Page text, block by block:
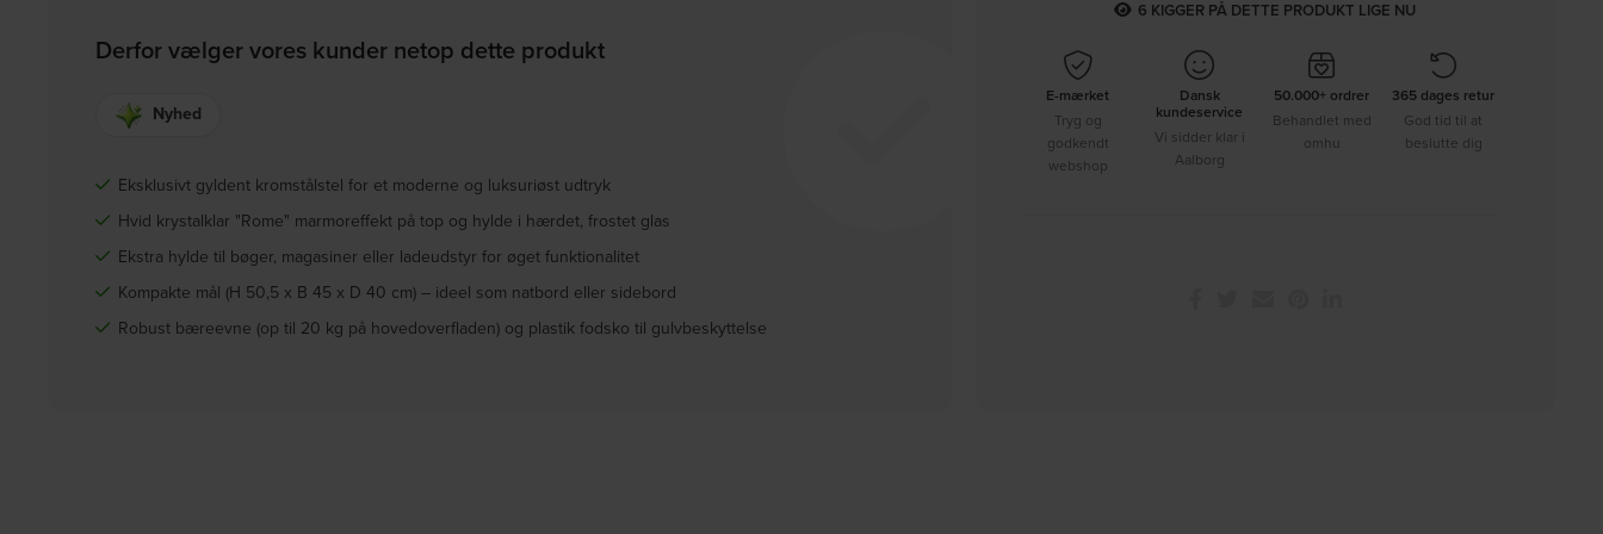
Derfor vælger vores kunder netop dette produkt
Nyhed
Eksklusivt gyldent kromstålstel for et moderne og luksuriøst udtryk
Hvid krystalklar "Rome" marmoreffekt på top og hylde i hærdet, frostet glas
Ekstra hylde til bøger, magasiner eller ladeudstyr for øget funktionalitet
Kompakte mål (H 50,5 x B 45 x D 40 cm) – ideel som natbord eller sidebord
Robust bæreevne (op til 20 kg på hovedoverfladen) og plastik fodsko til gulvbeskyttelse
6 KIGGER PÅ DETTE PRODUKT LIGE NU
E-mærket
Tryg og
godkendt
webshop
Dansk
kundeservice
Vi sidder klar i
Aalborg
50.000+ ordrer
Behandlet med
omhu
365 dages retur
God tid til at
beslutte dig